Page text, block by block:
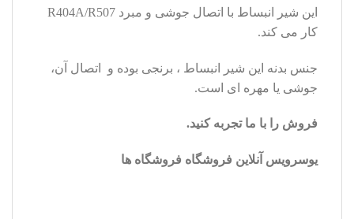
این شیر انبساط با اتصال جوشی و مبرد R404A/R507
کار می کند.
جنس بدنه این شیر انبساط ، برنجی بوده و اتصال آن،
جوشی یا مهره ای است.
فروش را با ما تجربه کنید.
یوسرویس آنلاین فروشگاه فروشگاه ها